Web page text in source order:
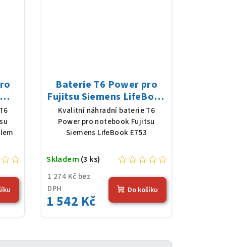
Baterie T6 Power pro
Fujitsu Siemens LifeBook
E753, Li-Ion, 10,8 V, 5200
mAh (56 Wh), černá
Kvalitní náhradní baterie T6
Power pro notebook Fujitsu
Siemens LifeBook E753
1 274 Kč bez
DPH
1 542 Kč
Skladem (3 ks)
Do košíku